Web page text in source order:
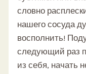
словно
нашего сосуда
восполнить!
следующий раз
из себя, начать